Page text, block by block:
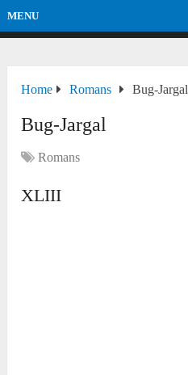
MENU
Home Romans Bug-Jargal
Bug-Jargal
Romans
XLIII